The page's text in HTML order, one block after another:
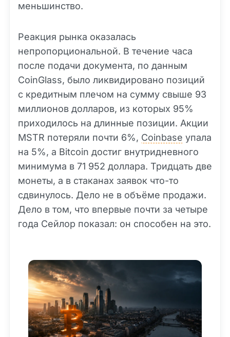
меньшинство.
Реакция рынка оказалась
непропорциональной. В течение часа
после подачи документа, по данным
CoinGlass, было ликвидировано позиций
с кредитным плечом на сумму свыше 93
миллионов долларов, из которых 95%
приходилось на длинные позиции. Акции
MSTR потеряли почти 6%, Coinbase упала
на 5%, а Bitcoin достиг внутридневного
минимума в 71 952 доллара. Тридцать две
монеты, а в стаканах заявок что-то
сдвинулось. Дело не в объёме продажи.
Дело в том, что впервые почти за четыре
года Сейлор показал: он способен на это.